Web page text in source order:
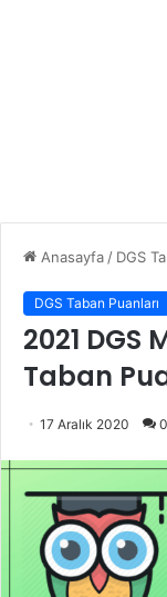
Anasayfa / DGS
DGS Taban Puanları
2021
Taban
17 Aralık 2020 0